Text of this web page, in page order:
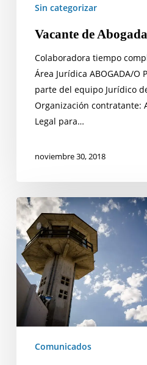
Sin categorizar
Vacante de
Colaboradora tiempo
Área Jurídica ABOGADA/O
parte del equipo Jurídico
Organización contratante:
Legal para…
noviembre 30, 2018
Solicitud
de
pronunciamiento
de
la
Comisión
Interamericana
Humanos
Comunicados